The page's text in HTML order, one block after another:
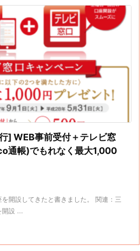
] WEB事前受付＋テレビ窓
通帳)でもれなく最大1,000
開設してきたと書きました。 関連：三
開設 ...